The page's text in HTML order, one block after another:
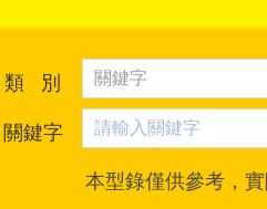
類 別
關鍵字
本型錄僅供參考，